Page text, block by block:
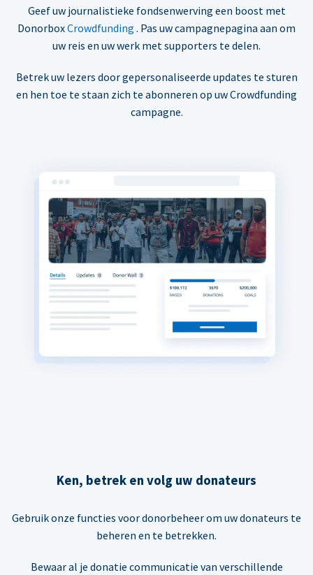
Geef uw journalistieke fondsenwerving een boost met
DonorboxCrowdfunding . Pas uw campagnepagina aan om
uw reis en uw werk met supporters te delen.
Betrek uw lezers door gepersonaliseerde updates te sturen
en hen toe te staan zich te abonneren op uw Crowdfunding
campagne.
Ken, betrek en volg uw donateurs
Gebruik onze functies voor donorbeheer om uw donateurs te
beheren en te betrekken.
Bewaar al je donatie communicatie van verschillende